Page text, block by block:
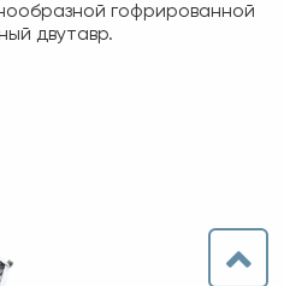
гофрированной
двутавр.